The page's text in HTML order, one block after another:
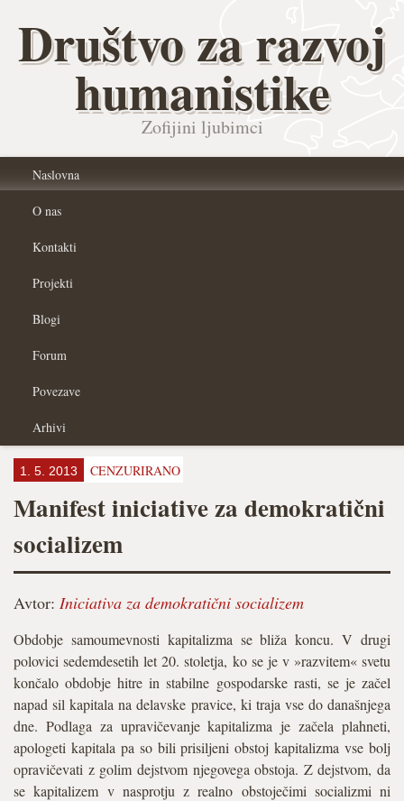
Društvo za razvoj
humanistike
Zofijini ljubimci
Naslovna
O nas
Kontakti
Projekti
Blogi
Forum
Povezave
Arhivi
1. 5. 2013 CENZURIRANO
Manifest iniciative za demokratični
socializem
Avtor: Iniciativa za demokratični socializem
Obdobje samoumevnosti kapitalizma se bliža koncu. V drugi
polovici sedemdesetih let 20. stoletja, ko se je v »razvitem« svetu
končalo obdobje hitre in stabilne gospodarske rasti, se je začel
napad sil kapitala na delavske pravice, ki traja vse do današnjega
dne. Podlaga za upravičevanje kapitalizma je začela plahneti,
apologeti kapitala pa so bili prisiljeni obstoj kapitalizma vse bolj
opravičevati z golim dejstvom njegovega obstoja. Z dejstvom, da
se kapitalizem v nasprotju z realno obstoječimi socializmi ni